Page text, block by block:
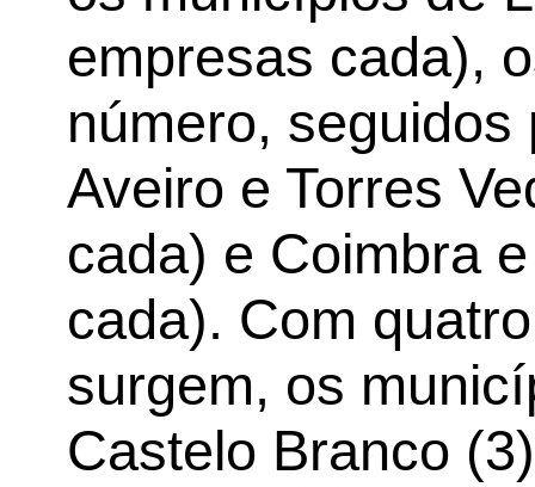
empresas cada),
número,
Aveiro e Torres
cada) e Coimbra
cada). Com
surgem, os
Castelo Branco